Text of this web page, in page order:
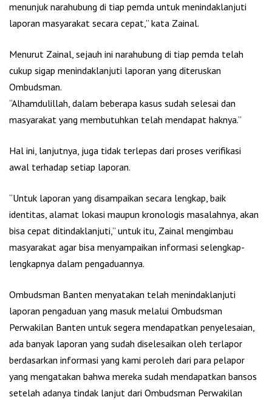
menunjuk narahubung di tiap pemda untuk menindaklanjuti
laporan masyarakat secara cepat,” kata Zainal.
Menurut Zainal, sejauh ini narahubung di tiap pemda telah
cukup sigap menindaklanjuti laporan yang diteruskan
Ombudsman.
“Alhamdulillah, dalam beberapa kasus sudah selesai dan
masyarakat yang membutuhkan telah mendapat haknya.”
Hal ini, lanjutnya, juga tidak terlepas dari proses verifikasi
awal terhadap setiap laporan.
“Untuk laporan yang disampaikan secara lengkap, baik
identitas, alamat lokasi maupun kronologis masalahnya, akan
bisa cepat ditindaklanjuti,” untuk itu, Zainal mengimbau
masyarakat agar bisa menyampaikan informasi selengkap-
lengkapnya dalam pengaduannya.
Ombudsman Banten menyatakan telah menindaklanjuti
laporan pengaduan yang masuk melalui Ombudsman
Perwakilan Banten untuk segera mendapatkan penyelesaian,
ada banyak laporan yang sudah diselesaikan oleh terlapor
berdasarkan informasi yang kami peroleh dari para pelapor
yang mengatakan bahwa mereka sudah mendapatkan bansos
setelah adanya tindak lanjut dari Ombudsman Perwakilan